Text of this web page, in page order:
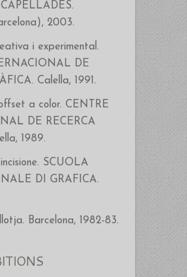
2003.
i experimental.
DE
Calella, 1991.
a color. CENTRE
DE RECERCA
1989.
SCUOLA
DI GRAFICA.
Barcelona, 1982-83.